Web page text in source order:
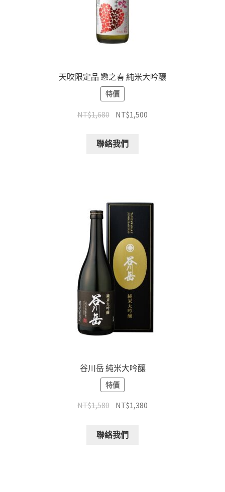
天吹限定品 戀之春 純米大吟釀
特價
NT$1,680 NT$1,500
聯絡我們
谷川岳 純米大吟釀
特價
NT$1,580 NT$1,380
聯絡我們